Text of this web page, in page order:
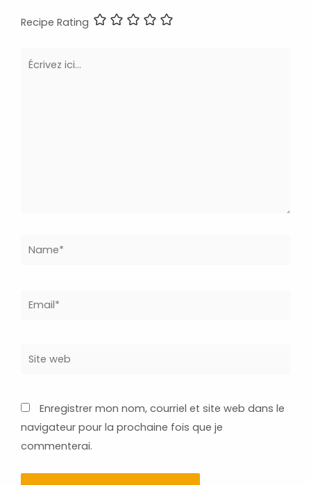
Recipe Rating
Écrivez
Name*
Email*
Site
Enregistrer mon nom, courriel et site web dans le
navigateur pour la prochaine fois que je
commenterai.